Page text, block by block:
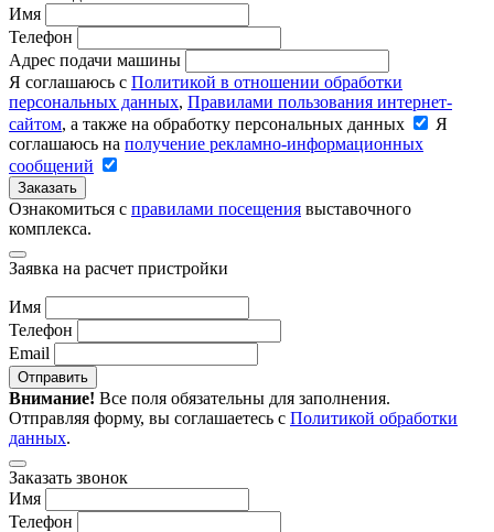
Имя
Телефон
Адрес подачи машины
Я соглашаюсь с Политикой в отношении обработки
персональных данных, Правилами пользования интернет-
сайтом, а также на обработку персональных данных
Я
соглашаюсь на получение рекламно-информационных
сообщений
Заказать
Ознакомиться с правилами посещения выставочного
комплекса.
Заявка на расчет пристройки
Имя
Телефон
Email
Отправить
Внимание! Все поля обязательны для заполнения.
Отправляя форму, вы соглашаетесь с Политикой обработки
данных.
Заказать звонок
Имя
Телефон